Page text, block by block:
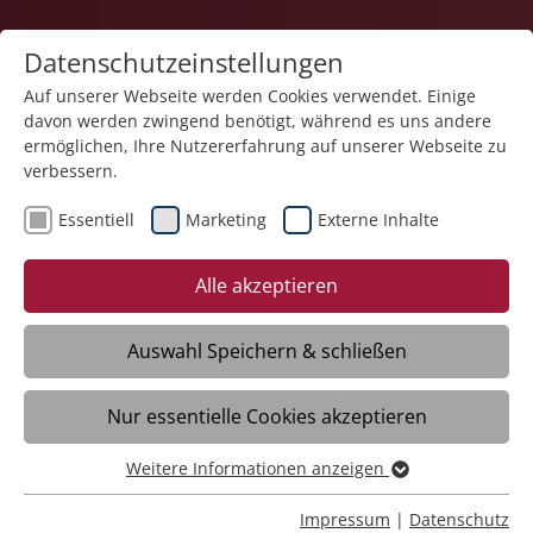
Karriere
18.11.2025
Stiftung Liebenau auf dem
Deutschen Pflegetag 2025 in
Berlin
Berlin- Mit rund 10.000 Besucherinnen
und Besucher war der diesjährige
Deutsche Pflegetag am 5. und 6.
November 2025 im hub27 in Berlin ein
Datenschutzeinstellungen
Auf unserer Webseite werden Cookies verwendet. Einige
davon werden zwingend benötigt, während es uns andere
ermöglichen, Ihre Nutzererfahrung auf unserer Webseite zu
verbessern.
Essentiell Marketing Externe Inhalte
Alle akzeptieren
Auswahl Speichern & schließen
Nur essentielle Cookies akzeptieren
Essentiell
Essentielle Cookies werden für grundlegende Funktionen
Weitere Informationen anzeigen
Impressum | Datenschutz